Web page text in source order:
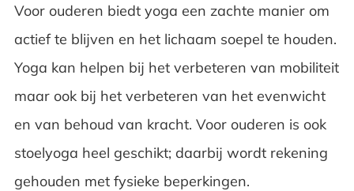
Voor ouderen biedt yoga een zachte manier om
actief te blijven en het lichaam soepel te houden.
Yoga kan helpen bij het verbeteren van mobiliteit
maar ook bij het verbeteren van het evenwicht
en van behoud van kracht. Voor ouderen is ook
stoelyoga heel geschikt; daarbij wordt rekening
gehouden met fysieke beperkingen.